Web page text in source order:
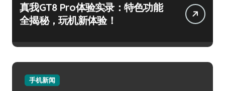
真我GT8 Pro体验实录：特色功能
全揭秘，玩机新体验！
手机新闻